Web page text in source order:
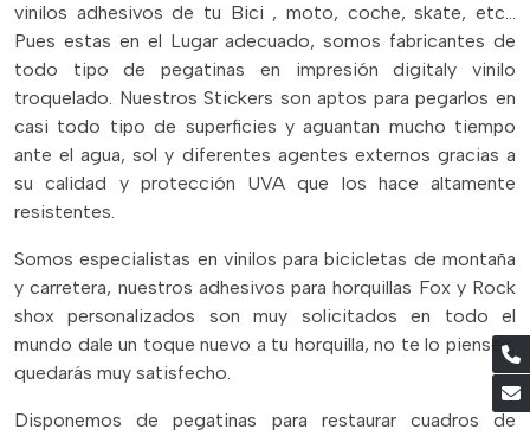
vinilos adhesivos de tu Bici , moto, coche, skate, etc...
Pues estas en el Lugar adecuado, somos fabricantes de
todo tipo de pegatinas en impresión digitaly vinilo
troquelado. Nuestros Stickers son aptos para pegarlos en
casi todo tipo de superficies y aguantan mucho tiempo
ante el agua, sol y diferentes agentes externos gracias a
su calidad y protección UVA que los hace altamente
resistentes.
Somos especialistas en vinilos para bicicletas de montaña
y carretera, nuestros adhesivos para horquillas Fox y Rock
shox personalizados son muy solicitados en todo el
mundo dale un toque nuevo a tu horquilla, no te lo pienses,
quedarás muy satisfecho.
Disponemos de pegatinas para restaurar cuadros de